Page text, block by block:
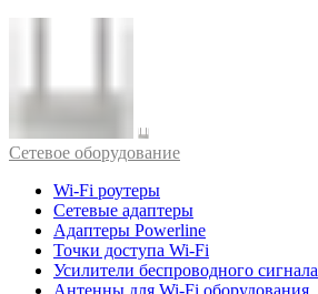
Cетевое оборудование
Wi-Fi роутеры
Сетевые адаптеры
Адаптеры Powerline
Точки доступа Wi-Fi
Усилители беспроводного сигнала
Антенны для Wi-Fi оборудования